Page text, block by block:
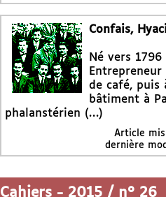
Confais,
Né vers 1796
de café, puis
bâtiment à
phalanstérien (…)
Article
dernière
Cahiers - 2015 / n° 26